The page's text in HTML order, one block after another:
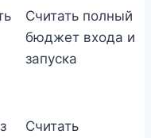
Считать полный
бюджет входа и
запуска
Считать